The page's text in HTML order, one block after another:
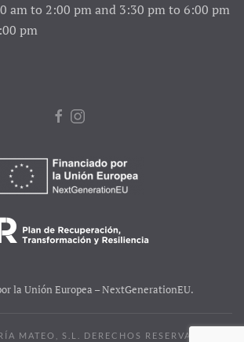
am to 2:00 pm and 3:30 pm to 6:00 pm
pm
la Unión Europea – NextGenerationEU.
MATEO, S.L. DERECHOS RESERVADOS.